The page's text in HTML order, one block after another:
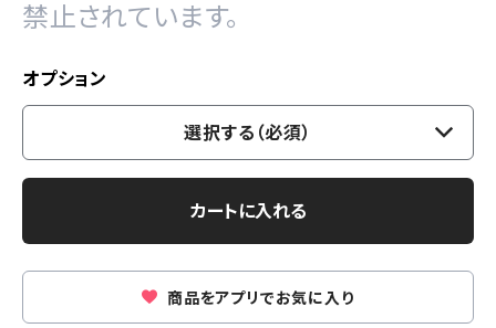
禁止されています。
オプション
選択する（必須）
カートに入れる
商品をアプリでお気に入り